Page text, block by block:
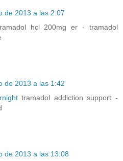
de 2013 a las 2:07
hcl 200mg er - tramadol
de 2013 a las 1:42
tramadol addiction support -
de 2013 a las 13:08